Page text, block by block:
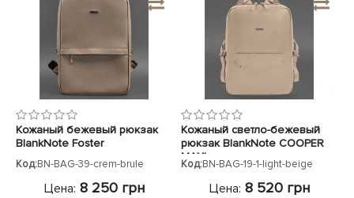
Кожаный бежевый рюкзак
BlankNote Foster
Код:BN-BAG-39-crem-brule
Цена: 8 250 грн
Кожаный светло-бежевый
рюкзак BlankNote COOPER
MAXI
Код:BN-BAG-19-1-light-beige
Цена: 8 520 грн